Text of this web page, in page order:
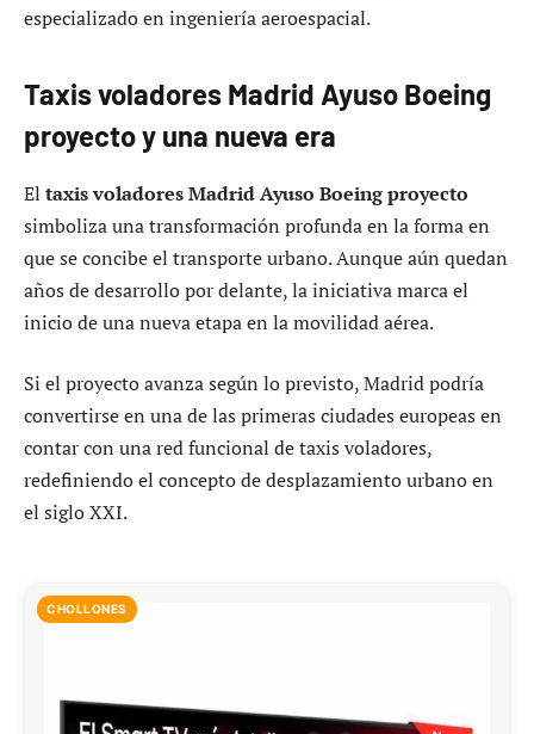
especializado en ingeniería aeroespacial.
Taxis voladores Madrid Ayuso Boeing
proyecto y una nueva era
El taxis voladores Madrid Ayuso Boeing proyecto
simboliza una transformación profunda en la forma en
que se concibe el transporte urbano. Aunque aún quedan
años de desarrollo por delante, la iniciativa marca el
inicio de una nueva etapa en la movilidad aérea.
Si el proyecto avanza según lo previsto, Madrid podría
convertirse en una de las primeras ciudades europeas en
contar con una red funcional de taxis voladores,
redefiniendo el concepto de desplazamiento urbano en
el siglo XXI.
CHOLLONES